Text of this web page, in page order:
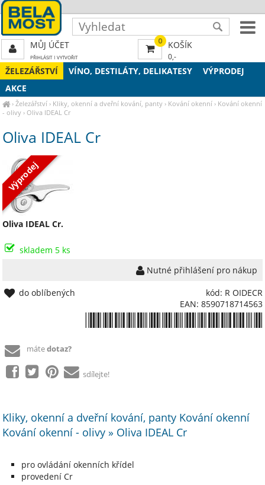
ŽELEZÁŘSTVÍ VÍNO, DESTILÁTY, DELIKATESY
VÝPRODEJ
AKCE
›Železářství › Kliky, okenní a dveřní kování, panty › Kování okenní › Kování okenní
- olivy › Oliva IDEAL Cr
Oliva IDEAL Cr
Výprodej
Oliva IDEAL Cr.
skladem 5 ks
Nutné přihlášení pro nákup
kód: R OIDECR
EAN: 8590718714563
do oblíbených
mátedotaz?
sdílejte!
Kliky, okenní a dveřní kování, panty Kování okenní
Kování okenní - olivy » Oliva IDEAL Cr
pro ovládání okenních křídel
provedení Cr
0 KOŠÍK
0,-
MŮJ ÚČET
PŘIHLÁSIT| VYTVOŘIT